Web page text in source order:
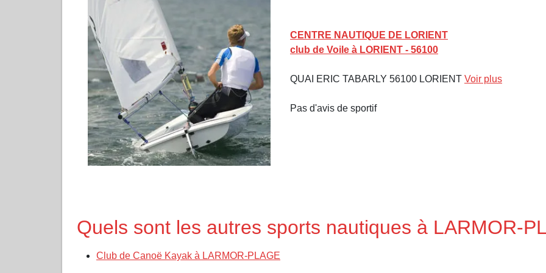
CENTRE NAUTIQUE DE LORIENT
club de Voile à LORIENT - 56100
QUAI ERIC TABARLY 56100 LORIENT Voir plus
Pas d'avis de sportif
Quels sont les autres sports nautiques à LARMOR-
Club de Canoë Kayak à LARMOR-PLAGE